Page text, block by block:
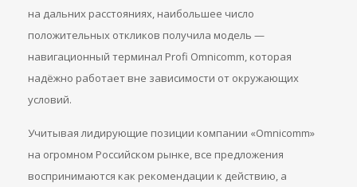
на дальних расстояниях, наибольшее число
положительных откликов получила модель —
навигационный терминал Profi Omnicomm, которая
надёжно работает вне зависимости от окружающих
условий.
Учитывая лидирующие позиции компании «Omnicomm»
на огромном Российском рынке, все предложения
воспринимаются как рекомендации к действию, а